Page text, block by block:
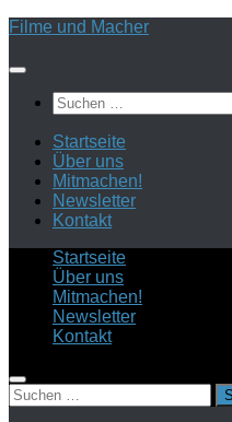
Zum
springen
Filme und Macher
Suchen
nach:
Startseite
Über uns
Mitmachen!
Newsletter
Kontakt
Startseite
Über uns
Mitmachen!
Newsletter
Kontakt
Suchen
nach: